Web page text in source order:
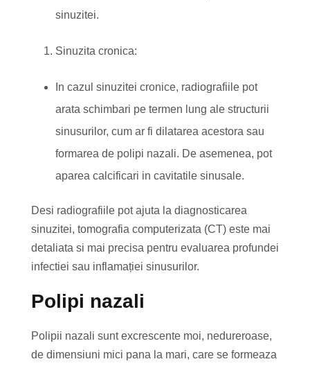
sinuzitei.
Sinuzita cronica:
In cazul sinuzitei cronice, radiografiile pot
arata schimbari pe termen lung ale structurii
sinusurilor, cum ar fi dilatarea acestora sau
formarea de polipi nazali. De asemenea, pot
aparea calcificari in cavitatile sinusale.
Desi radiografiile pot ajuta la diagnosticarea
sinuzitei, tomografia computerizata (CT) este mai
detaliata si mai precisa pentru evaluarea profundei
infectiei sau inflamației sinusurilor.
Polipi nazali
Polipii nazali sunt excrescente moi, nedureroase,
de dimensiuni mici pana la mari, care se formeaza